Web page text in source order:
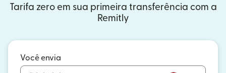
Tarifa zero em sua primeira transferência com a
Remitly
Você envia